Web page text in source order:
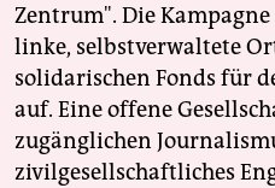
Zentrum". Die
linke, selbstverwaltete
solidarischen Fonds für
auf. Eine offene
zugänglichen
zivilgesellschaftliches